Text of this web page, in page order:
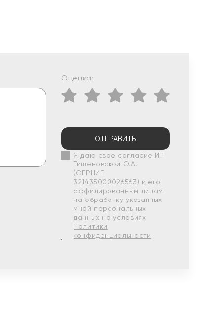
Оценка:
ОТПРАВИТЬ
Я даю свое согласие ИП
Тишеновской О.А.
(ОГРНИП
321435000026563) и его
аффилированным лицам
на обработку указанных
мной персональных
данных на условиях
Политики
конфиденциальности